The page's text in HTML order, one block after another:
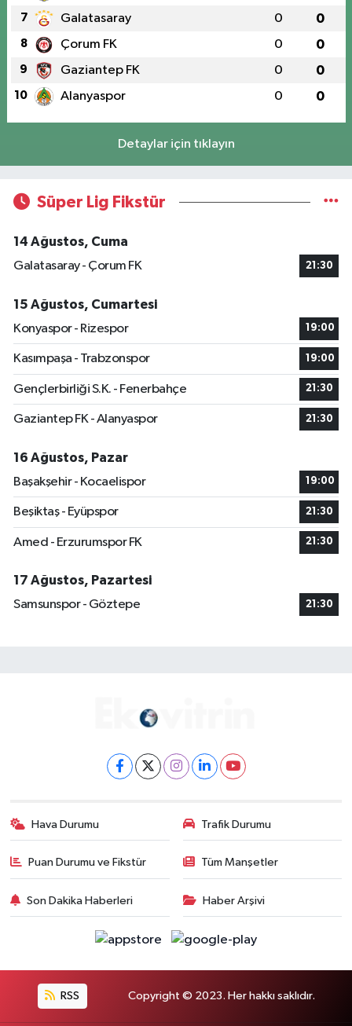
7 Galatasaray 0 0
8 Çorum FK 0 0
9 Gaziantep FK 0 0
10 Alanyaspor 0 0
Detaylar için tıklayın
Süper Lig Fikstür
14 Ağustos, Cuma
Galatasaray - Çorum FK
21:30
15 Ağustos, Cumartesi
Konyaspor - Rizespor
19:00
Kasımpaşa - Trabzonspor 19:00
Gençlerbirliği S.K. - Fenerbahçe 21:30
Gaziantep FK - Alanyaspor 21:30
16 Ağustos, Pazar
Başakşehir - Kocaelispor
19:00
Beşiktaş - Eyüpspor 21:30
Amed - Erzurumspor FK 21:30
17 Ağustos, Pazartesi
Samsunspor - Göztepe
21:30
Hava Durumu Trafik Durumu
Puan Durumu ve Fikstür Tüm Manşetler
Son Dakika Haberleri Haber Arşivi
RSS Copyright © 2023. Her hakkı saklıdır.